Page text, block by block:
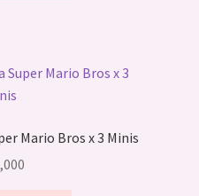
Mario Bros x 3 Minis